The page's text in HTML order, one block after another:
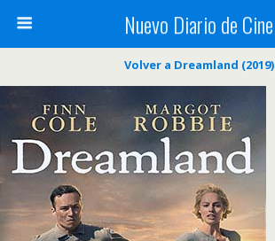
Nuevo Diario de Cine
Volver a Dreamland (2019)